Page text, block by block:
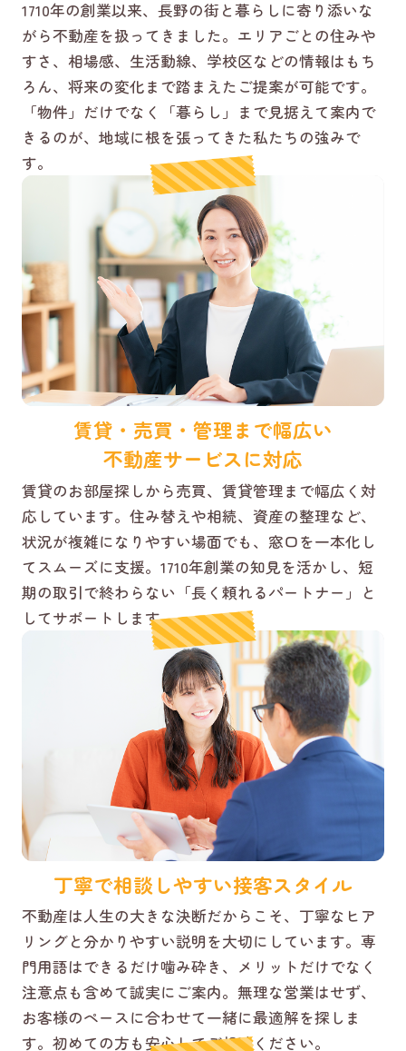
1710年の創業以来、長野の街と暮らしに寄り添いな
がら不動産を扱ってきました。エリアごとの住みや
すさ、相場感、生活動線、学校区などの情報はもち
ろん、将来の変化まで踏まえたご提案が可能です。
「物件」だけでなく「暮らし」まで見据えて案内で
きるのが、地域に根を張ってきた私たちの強みで
す。
賃貸・売買・管理まで幅広い
不動産サービスに対応
賃貸のお部屋探しから売買、賃貸管理まで幅広く対
応しています。住み替えや相続、資産の整理など、
状況が複雑になりやすい場面でも、窓口を一本化し
てスムーズに支援。1710年創業の知見を活かし、短
期の取引で終わらない「長く頼れるパートナー」と
してサポートします。
丁寧で相談しやすい接客スタイル
不動産は人生の大きな決断だからこそ、丁寧なヒア
リングと分かりやすい説明を大切にしています。専
門用語はできるだけ噛み砕き、メリットだけでなく
注意点も含めて誠実にご案内。無理な営業はせず、
お客様のペースに合わせて一緒に最適解を探しま
す。初めての方も安心してご相談ください。